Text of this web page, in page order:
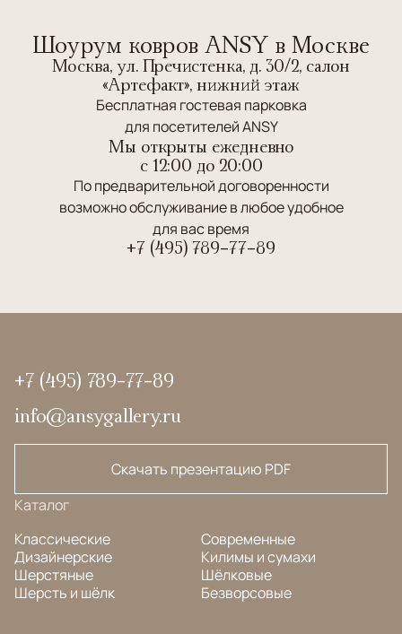
Шоурум ковров ANSY в Москве
Москва, ул. Пречистенка, д. 30/2, салон
«Артефакт», нижний этаж
Бесплатная гостевая парковка
для посетителей ANSY
Мы открыты ежедневно
c 12:00 до 20:00
По предварительной договоренности
возможно обслуживание в любое удобное
для вас время
+7 (495) 789-77-89
+7 (495) 789-77-89
info@ansygallery.ru
Скачать презентацию PDF
Каталог
Классические
Дизайнерские
Шерстяные
Шерсть и шёлк
Современные
Килимы и сумахи
Шёлковые
Безворсовые